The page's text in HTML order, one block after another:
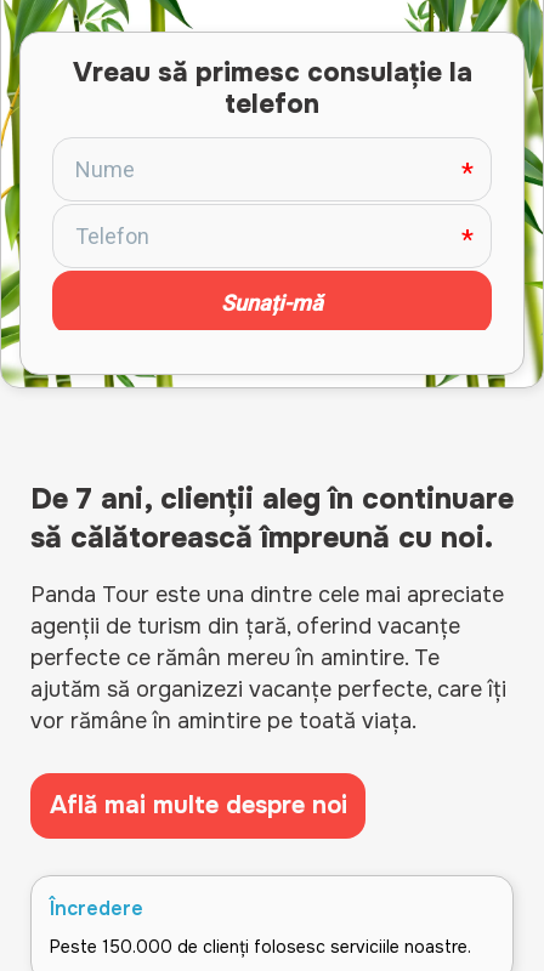
Vreau să primesc consulație la
telefon
De 7 ani, clienții aleg în continuare
să călătorească împreună cu noi.
Panda Tour este una dintre cele mai apreciate
agenții de turism din țară, oferind vacanțe
perfecte ce rămân mereu în amintire. Te
ajutăm să organizezi vacanțe perfecte, care îți
vor rămâne în amintire pe toată viața.
Află mai multe despre noi
Încredere
Peste 150.000 de clienți folosesc serviciile noastre.